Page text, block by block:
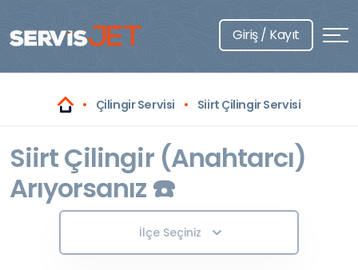
Giriş / Kayıt
Çilingir Servisi Siirt Çilingir Servisi
Siirt Çilingir (Anahtarcı)
Arıyorsanız ☎️
İlçe Seçiniz